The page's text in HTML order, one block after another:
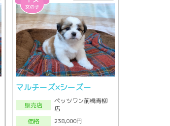
マルチーズ×シーズー
販売店
ペッツワン前橋青柳
店
価格
238,000円